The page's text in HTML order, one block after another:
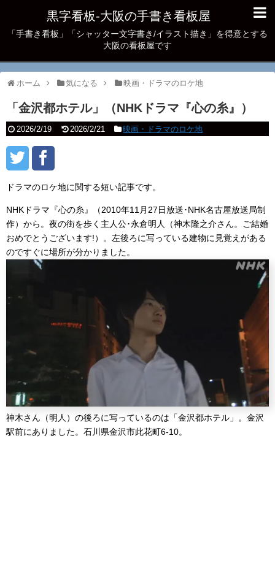
黒字看板‐大阪の手書き看板屋
「手書き看板」「シャッター文字書き/イラスト描き」を得意とする
大阪の看板屋です
ホーム 気になる 映画・ドラマのロケ地
「金沢都ホテル」（NHKドラマ『心の糸』）
2026/2/19 2026/2/21 映画・ドラマのロケ地
ドラマのロケ地に関する短い記事です。
NHKドラマ『心の糸』（2010年11月27日放送･NHK名古屋放送局制
作）から。夜の街を歩く主人公･永倉明人（神木隆之介さん。ご結婚
おめでとうございます!）。左後ろに写っている建物に見覚えがある
のですぐに場所が分かりました。
神木さん（明人）の後ろに写っているのは「金沢都ホテル」。金沢
駅前にありました。石川県金沢市此花町6-10。